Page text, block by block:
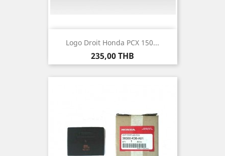
Logo Droit Honda PCX 150...
Prix
235,00 THB